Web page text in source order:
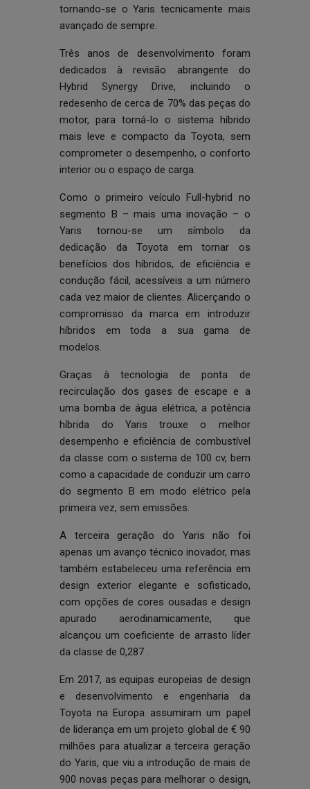
tornando-se o Yaris tecnicamente mais
avançado de sempre.
Três anos de desenvolvimento foram
dedicados à revisão abrangente do
Hybrid Synergy Drive, incluindo o
redesenho de cerca de 70% das peças do
motor, para torná-lo o sistema híbrido
mais leve e compacto da Toyota, sem
comprometer o desempenho, o conforto
interior ou o espaço de carga.
Como o primeiro veículo Full-hybrid no
segmento B – mais uma inovação – o
Yaris tornou-se um símbolo da
dedicação da Toyota em tornar os
benefícios dos híbridos, de eficiência e
condução fácil, acessíveis a um número
cada vez maior de clientes. Alicerçando o
compromisso da marca em introduzir
híbridos em toda a sua gama de
modelos.
Graças à tecnologia de ponta de
recirculação dos gases de escape e a
uma bomba de água elétrica, a potência
híbrida do Yaris trouxe o melhor
desempenho e eficiência de combustível
da classe com o sistema de 100 cv, bem
como a capacidade de conduzir um carro
do segmento B em modo elétrico pela
primeira vez, sem emissões.
A terceira geração do Yaris não foi
apenas um avanço técnico inovador, mas
também estabeleceu uma referência em
design exterior elegante e sofisticado,
com opções de cores ousadas e design
apurado aerodinamicamente, que
alcançou um coeficiente de arrasto líder
da classe de 0,287 .
Em 2017, as equipas europeias de design
e desenvolvimento e engenharia da
Toyota na Europa assumiram um papel
de liderança em um projeto global de € 90
milhões para atualizar a terceira geração
do Yaris, que viu a introdução de mais de
900 novas peças para melhorar o design,